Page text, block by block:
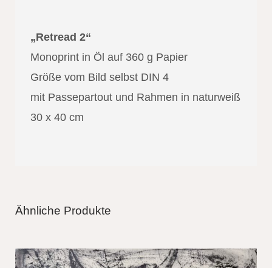
„Retread 2“
Monoprint in Öl auf 360 g Papier
Größe vom Bild selbst DIN 4
mit Passepartout und Rahmen in naturweiß
30 x 40 cm
Ähnliche Produkte